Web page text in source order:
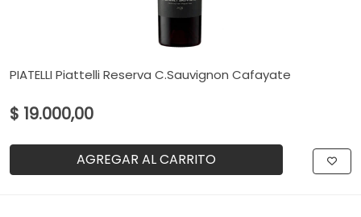
PIATELLI Piattelli Reserva C.Sauvignon Cafayate
$ 19.000,00
AGREGAR AL CARRITO